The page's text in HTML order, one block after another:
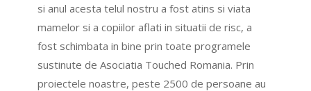
si anul acesta telul nostru a fost atins si viata
mamelor si a copiilor aflati in situatii de risc, a
fost schimbata in bine prin toate programele
sustinute de Asociatia Touched Romania. Prin
proiectele noastre, peste 2500 de persoane au